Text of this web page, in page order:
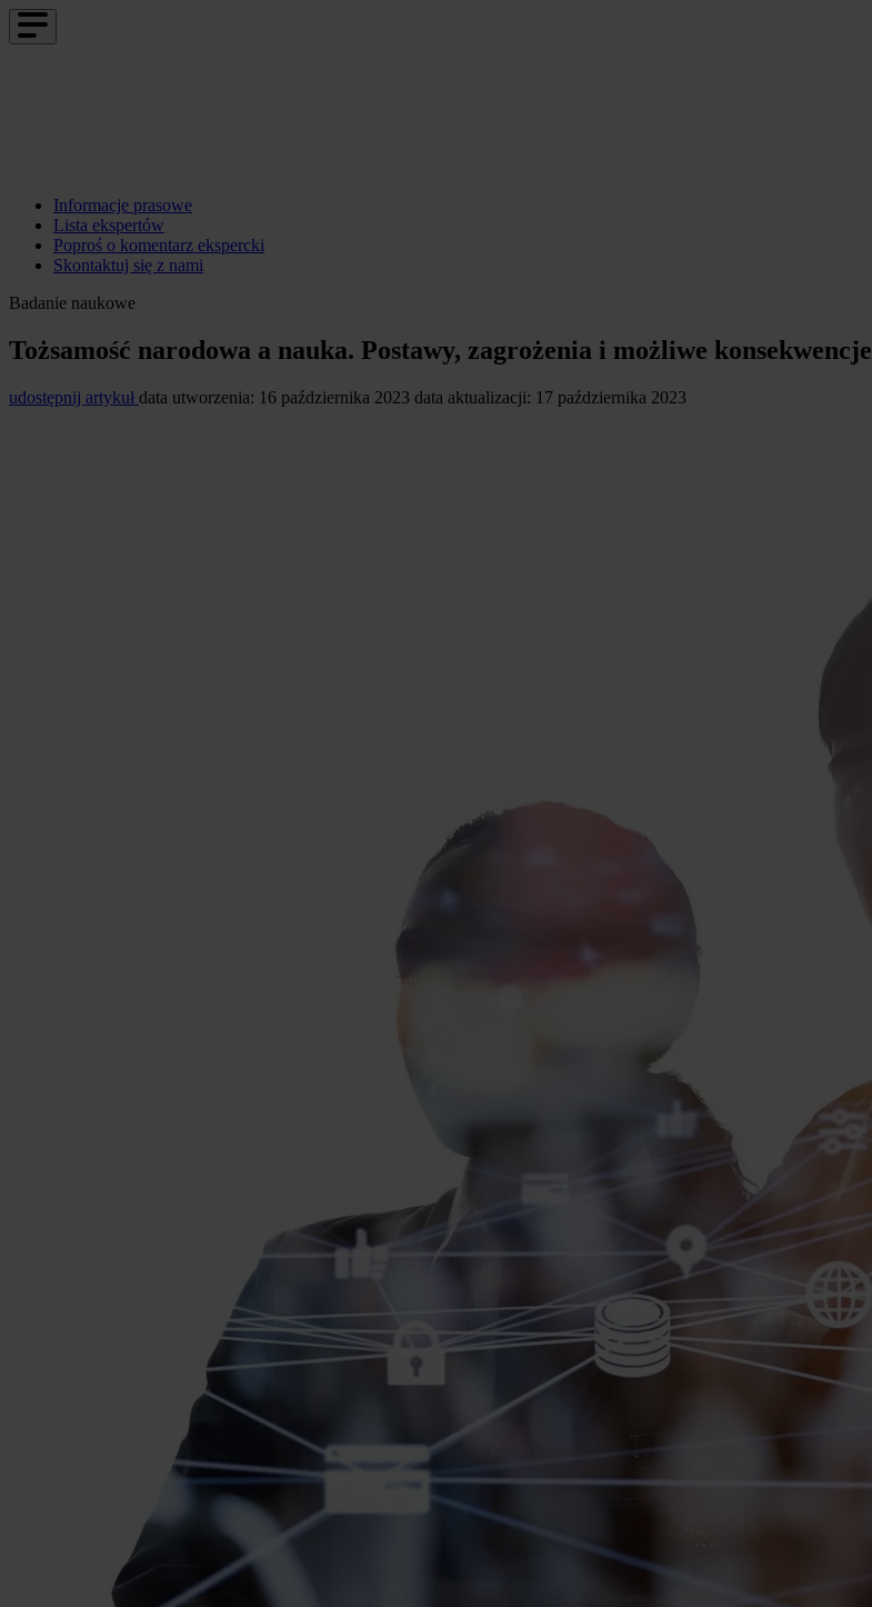
Informacje prasowe
Lista ekspertów
Poproś o komentarz ekspercki
Skontaktuj się z nami
Badanie naukowe
Tożsamość narodowa a nauka. Postawy, zagrożenia i możliwe konsekwencje
udostępnij artykuł data utworzenia: 16 października 2023 data aktualizacji: 17 października 2023